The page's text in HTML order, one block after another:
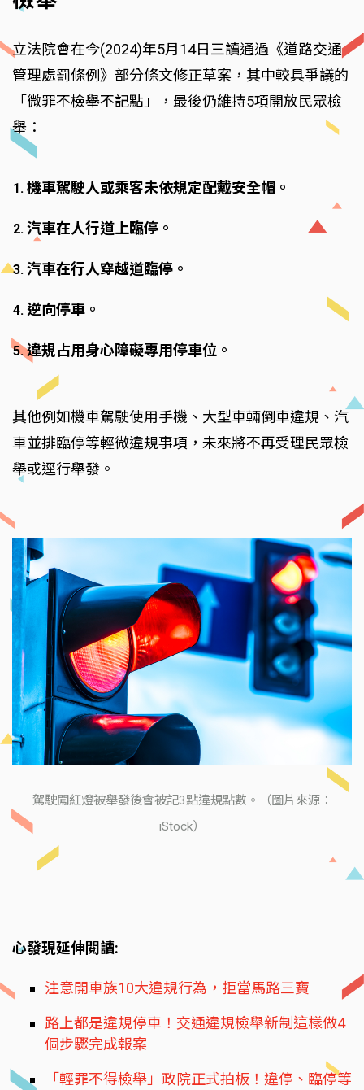
立法院會在今(2024)年5月14日三讀通過《道路交通
管理處罰條例》部分條文修正草案，其中較具爭議的
「微罪不檢舉不記點」，最後仍維持5項開放民眾檢
舉：
機車駕駛人或乘客未依規定配戴安全帽。
汽車在人行道上臨停。
汽車在行人穿越道臨停。
逆向停車。
違規占用身心障礙專用停車位。
其他例如機車駕駛使用手機、大型車輛倒車違規、汽
車並排臨停等輕微違規事項，未來將不再受理民眾檢
舉或逕行舉發。
駕駛闖紅燈被舉發後會被記3點違規點數。（圖片來源：
iStock）
心發現延伸閱讀:
注意開車族10大違規行為，拒當馬路三寶
路上都是違規停車！交通違規檢舉新制這樣做4
個步驟完成報案
「輕罪不得檢舉」政院正式拍板！違停、臨停等